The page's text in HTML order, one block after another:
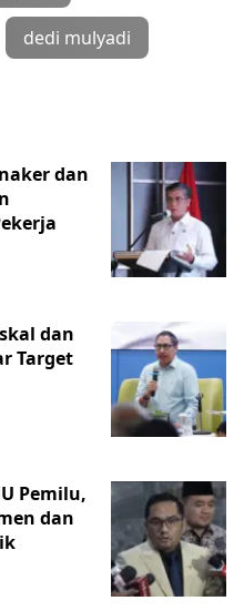
dedi mulyadi
dan
dan
Target
Pemilu,
dan